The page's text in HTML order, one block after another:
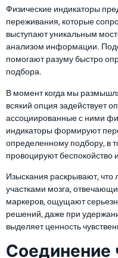
Физические индикаторы
переживания, которые
выступают уникальным
анализом информации.
помогают разуму быстро
подбора.
В момент когда мы
всякий опция задействует
ассоциированные с ними
индикаторы формируют
определенному подбору, в
провоцируют беспокойство
Изыскания раскрывают,
участками мозга,
маркеров, ощущают
решений, даже при
выделяет ценность
Соединение